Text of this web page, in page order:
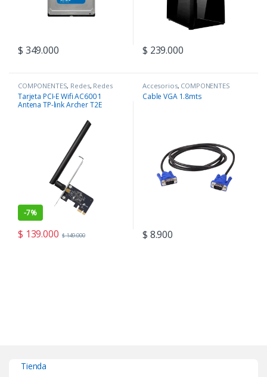
$ 349.000 $ 239.000
COMPONENTES, Redes, Redes
Tarjeta PCI-E Wifi AC600 1
Antena TP-link Archer T2E
-7%
$ 139.000 $149.000
Accesorios, COMPONENTES
Cable VGA 1.8mts
$ 8.900
Tienda